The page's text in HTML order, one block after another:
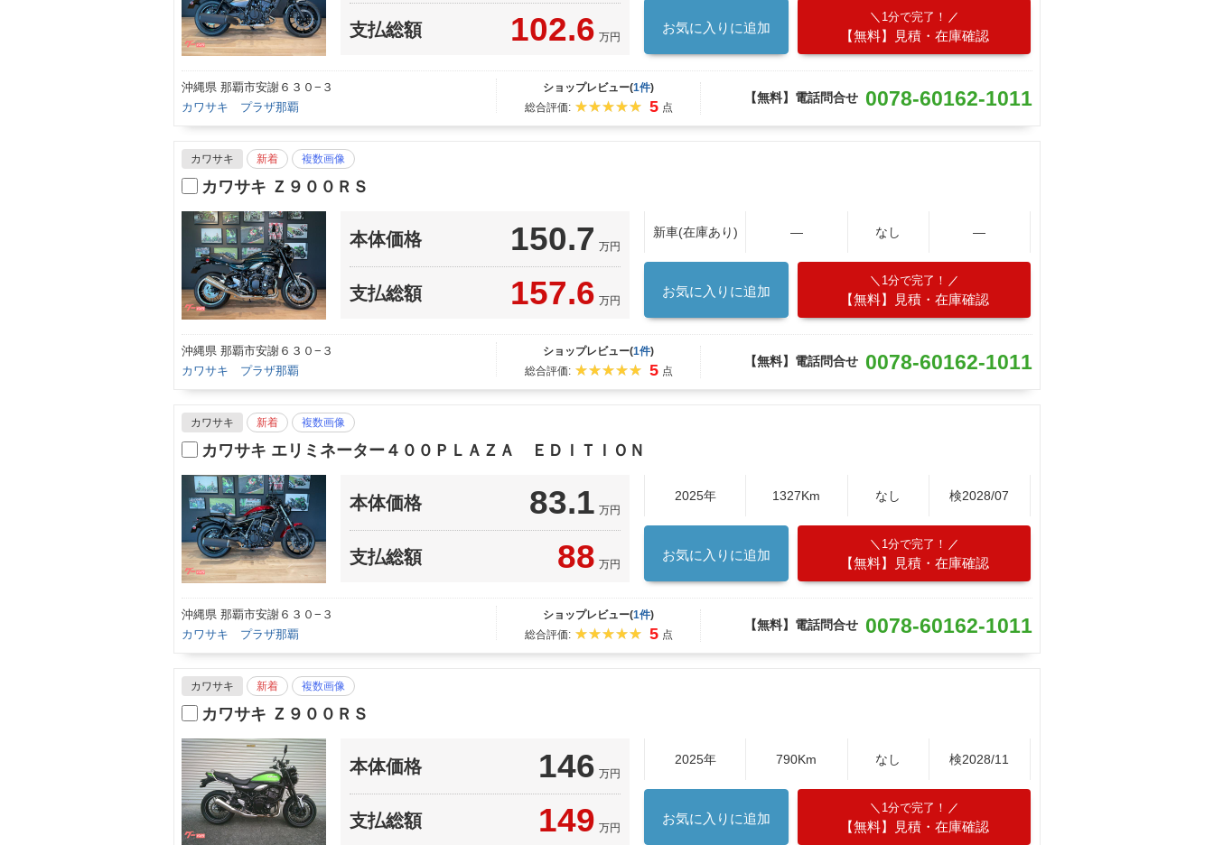
支払総額 102.6 万円
お気に入りに追加
1分で完了！
【無料】見積・在庫確認
沖縄県 那覇市安謝６３０−３
カワサキ プラザ那覇
ショップレビュー(1件)
総合評価:
5 点
【無料】電話問合せ 0078-60162-1011
カワサキ 新着 複数画像
カワサキ Ｚ９００ＲＳ
本体価格 150.7 万円
支払総額 157.6 万円
新車(在庫あり) ― なし ―
お気に入りに追加
1分で完了！
【無料】見積・在庫確認
沖縄県 那覇市安謝６３０−３
カワサキ プラザ那覇
ショップレビュー(1件)
総合評価:
5 点
【無料】電話問合せ 0078-60162-1011
カワサキ 新着 複数画像
カワサキ エリミネーター４００ＰＬＡＺＡ ＥＤＩＴＩＯＮ
本体価格 83.1 万円
支払総額 88 万円
2025年 1327Km なし 検2028/07
お気に入りに追加
1分で完了！
【無料】見積・在庫確認
沖縄県 那覇市安謝６３０−３
カワサキ プラザ那覇
ショップレビュー(1件)
総合評価:
5 点
【無料】電話問合せ 0078-60162-1011
カワサキ 新着 複数画像
カワサキ Ｚ９００ＲＳ
本体価格 146 万円
支払総額 149 万円
2025年 790Km なし 検2028/11
お気に入りに追加
1分で完了！
【無料】見積・在庫確認